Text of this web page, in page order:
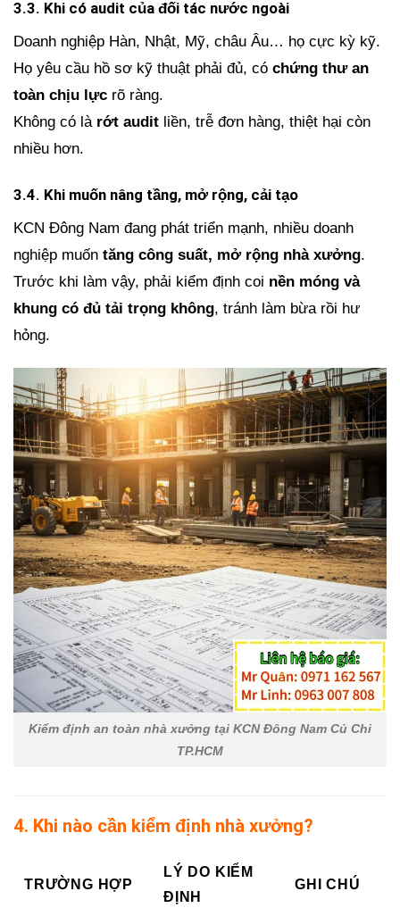
3.3. Khi có audit của đối tác nước ngoài
Doanh nghiệp Hàn, Nhật, Mỹ, châu Âu… họ cực kỳ kỹ.
Họ yêu cầu hồ sơ kỹ thuật phải đủ, có chứng thư an
toàn chịu lực rõ ràng.
Không có là rớt audit liền, trễ đơn hàng, thiệt hại còn
nhiều hơn.
3.4. Khi muốn nâng tầng, mở rộng, cải tạo
KCN Đông Nam đang phát triển mạnh, nhiều doanh
nghiệp muốn tăng công suất, mở rộng nhà xưởng.
Trước khi làm vậy, phải kiểm định coi nền móng và
khung có đủ tải trọng không, tránh làm bừa rồi hư
hỏng.
Kiểm định an toàn nhà xưởng tại KCN Đông Nam Củ Chi
TP.HCM
4. Khi nào cần kiểm định nhà xưởng?
TRƯỜNG HỢP
LÝ DO KIỂM
ĐỊNH
GHI CHÚ